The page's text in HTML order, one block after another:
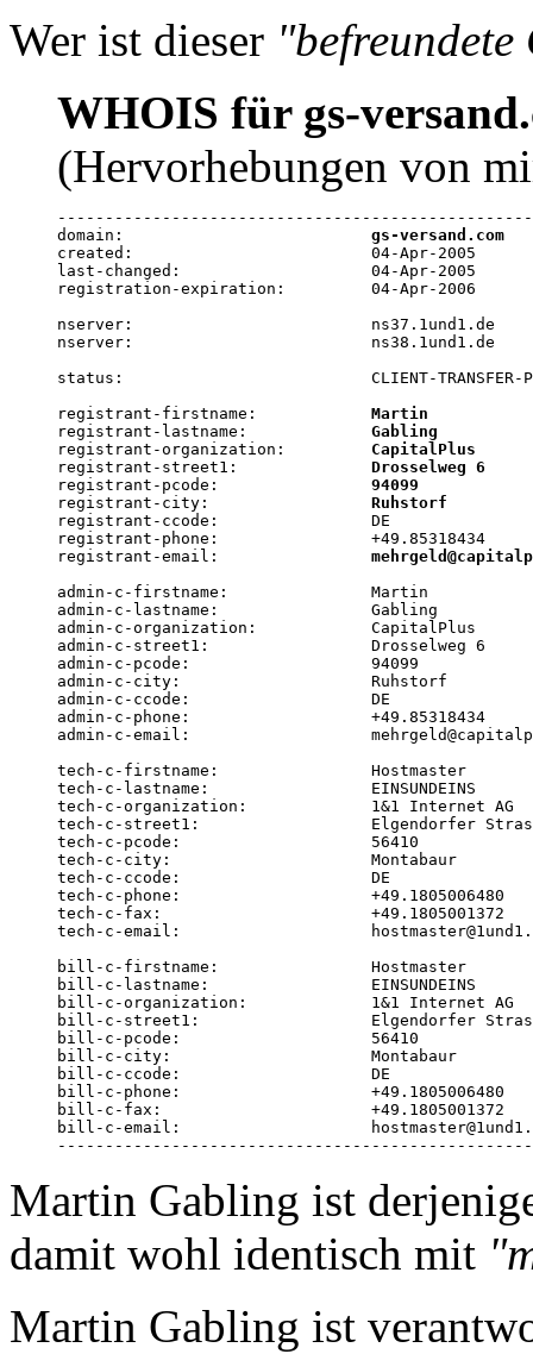
Wer ist dieser "befreundete
WHOIS für gs-
(Hervorhebungen von
domain: gs-versand.com
created:                         04-Apr-2005
last-changed:                    04-Apr-2005
registration-expiration:         04-Apr-2006
nserver:                         ns37.1und1.de
nserver:                         ns38.1und1.de
status:                          CLIENT-TRANSFER-
registrant-firstname: Martin
registrant-lastname: Gabling
registrant-organization: CapitalPlus
registrant-street1: Drosselweg 6
registrant-pcode: 94099
registrant-city: Ruhstorf
registrant-ccode:                DE
registrant-phone:                +49.85318434
registrant-email:
admin-c-firstname:               Martin
admin-c-lastname:                Gabling
admin-c-organization:            CapitalPlus
admin-c-street1:                 Drosselweg 6
admin-c-pcode:                   94099
admin-c-city:                    Ruhstorf
admin-c-ccode:                   DE
admin-c-phone:                   +49.85318434
admin-c-email:
tech-c-firstname:                Hostmaster
tech-c-lastname:                 EINSUNDEINS
tech-c-organization:             1&1 Internet AG
tech-c-street1:                  Elgendorfer
tech-c-pcode:                    56410
tech-c-city:                     Montabaur
tech-c-ccode:                    DE
tech-c-phone:                    +49.1805006480
tech-c-fax:                      +49.1805001372
tech-c-email:
bill-c-firstname:                Hostmaster
bill-c-lastname:                 EINSUNDEINS
bill-c-organization:             1&1 Internet AG
bill-c-street1:                  Elgendorfer
bill-c-pcode:                    56410
bill-c-city:                     Montabaur
bill-c-ccode:                    DE
bill-c-phone:                    +49.1805006480
bill-c-fax:                      +49.1805001372
bill-c-email:
Martin Gabling ist
damit wohl identisch mit
Martin Gabling ist